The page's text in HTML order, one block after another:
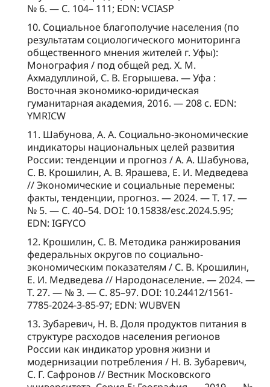
№ 6. — С. 104– 111; EDN: VCIASP
10. Социальное благополучие населения (по
результатам социологического мониторинга
общественного мнения жителей г. Уфы):
Монография / под общей ред. Х. М.
Ахмадуллиной, С. В. Егорышева. — Уфа :
Восточная экономико-юридическая
гуманитарная академия, 2016. — 208 с. EDN:
YMRICW
11. Шабунова, А. А. Социально-экономические
индикаторы национальных целей развития
России: тенденции и прогноз / А. А. Шабунова,
С. В. Крошилин, А. В. Ярашева, Е. И. Медведева
// Экономические и социальные перемены:
факты, тенденции, прогноз. — 2024. — Т. 17. —
№ 5. — С. 40–54. DOI: 10.15838/esc.2024.5.95;
EDN: IGFYCO
12. Крошилин, С. В. Методика ранжирования
федеральных округов по социально-
экономическим показателям / С. В. Крошилин,
Е. И. Медведева // Народонаселение. — 2024. —
Т. 27. — № 3. — С. 85–97. DOI: 10.24412/1561-
7785-2024-3-85-97; EDN: WUBVEN
13. Зубаревич, Н. В. Доля продуктов питания в
структуре расходов населения регионов
России как индикатор уровня жизни и
модернизации потребления / Н. В. Зубаревич,
С. Г. Сафронов // Вестник Московского